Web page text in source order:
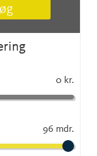
0 kr.
96 mdr.